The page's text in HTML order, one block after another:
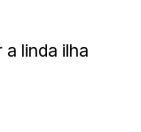
linda ilha